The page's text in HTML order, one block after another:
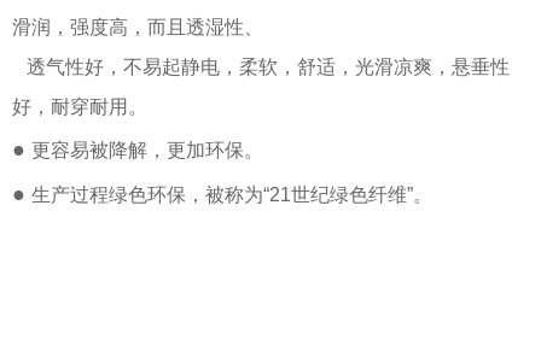
滑润，强度高，而且透湿性、
透气性好，不易起静电，柔软，舒适，光滑凉爽，悬垂性
好，耐穿耐用。
● 更容易被降解，更加环保。
● 生产过程绿色环保，被称为“21世纪绿色纤维”。